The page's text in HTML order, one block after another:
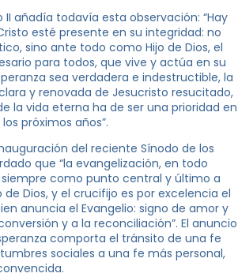
II añadía todavía esta observación: “Hay
esté presente en su integridad: no
sino ante todo como Hijo de Dios, el
para todos, que vive y actúa en su
sea verdadera e indestructible, la
y renovada de Jesucristo resucitado,
la vida eterna ha de ser una prioridad en
próximos años”.
del reciente Sínodo de los
que “la evangelización, en todo
como punto central y último a
de Dios, y el crucifijo es por excelencia el
anuncia el Evangelio: signo de amor y
y a la reconciliación”. El anuncio
comporta el tránsito de una fe
sociales a una fe más personal,